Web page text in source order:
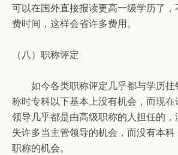
可以在国外直接报读更高一级学历了
费时间，这样会省许多费用。
（八）职称评定
如今各类职称评定几乎都与学历挂
称时专科以下基本上没有机会，而现
领导几乎都是由高级职称的人担任的
失许多当主管领导的机会，而没有本
职称的机会。